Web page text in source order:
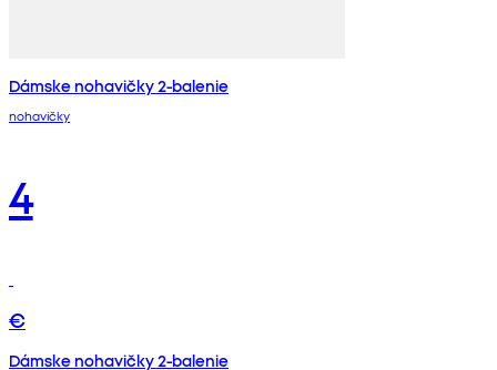
Dámske nohavičky 2-balenie
nohavičky
4
€
Dámske nohavičky 2-balenie